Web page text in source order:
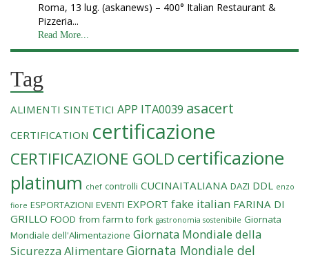
Roma, 13 lug. (askanews) – 400° Italian Restaurant &
Pizzeria...
Read More...
Tag
ALIMENTI SINTETICI APP ITA0039 asacert
CERTIFICATION certificazione
CERTIFICAZIONE GOLDcertificazione
platinum chef controlli CUCINAITALIANA DAZI DDL enzo
fiore ESPORTAZIONI EVENTI EXPORT fake italian FARINA DI
GRILLO FOOD from farm to fork gastronomia sostenibile Giornata
Mondiale dell'Alimentazione Giornata Mondiale della
Sicurezza Alimentare Giornata Mondiale del